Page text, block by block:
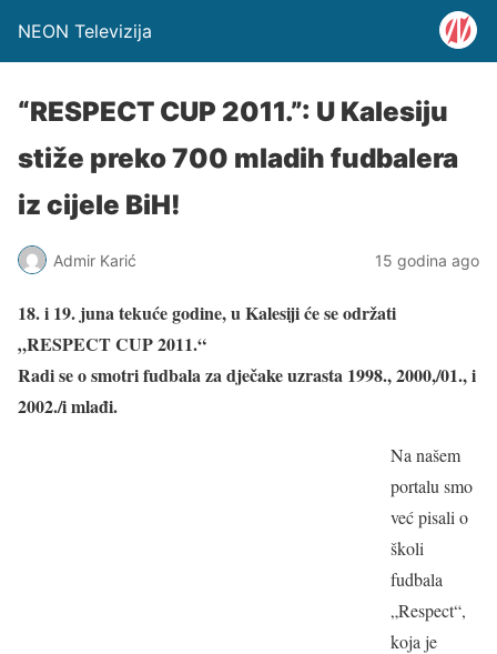
NEON Televizija
“RESPECT CUP 2011.”: U Kalesiju
stiže preko 700 mladih fudbalera
iz cijele BiH!
Admir Karić 15 godina ago
18. i 19. juna tekuće godine, u Kalesiji će se održati
„RESPECT CUP 2011.“
Radi se o smotri fudbala za dječake uzrasta 1998., 2000,/01., i
2002./i mlađi.
Na našem
portalu smo
već pisali o
školi
fudbala
„Respect“,
koja je